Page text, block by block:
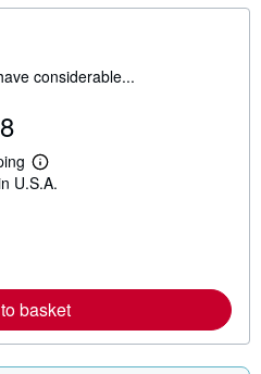
considerable...
L
e
a
b
o
u
U.S.A.
basket